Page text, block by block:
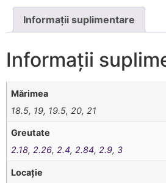
Informații suplimentare
Informații
Mărimea
18.5, 19, 19.5, 20, 21
Greutate
2.18, 2.26, 2.4, 2.84, 2.9, 3
Locație